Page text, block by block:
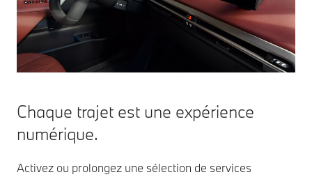
Chaque trajet est une expérience
numérique.
Activez ou prolongez une sélection de services